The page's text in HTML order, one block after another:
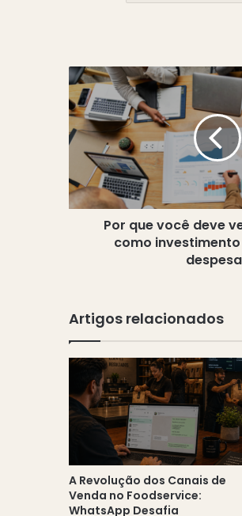
Por
que
você
deve
ver
Marketing
como
investimento
Por que você deve
como
Artigos relacionados
A Revolução dos Canais de
Venda no Foodservice:
WhatsApp Desafia